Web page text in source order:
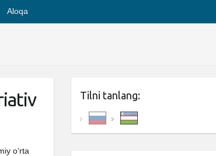
Aloqa
o‘rta
Tilni tanlang: